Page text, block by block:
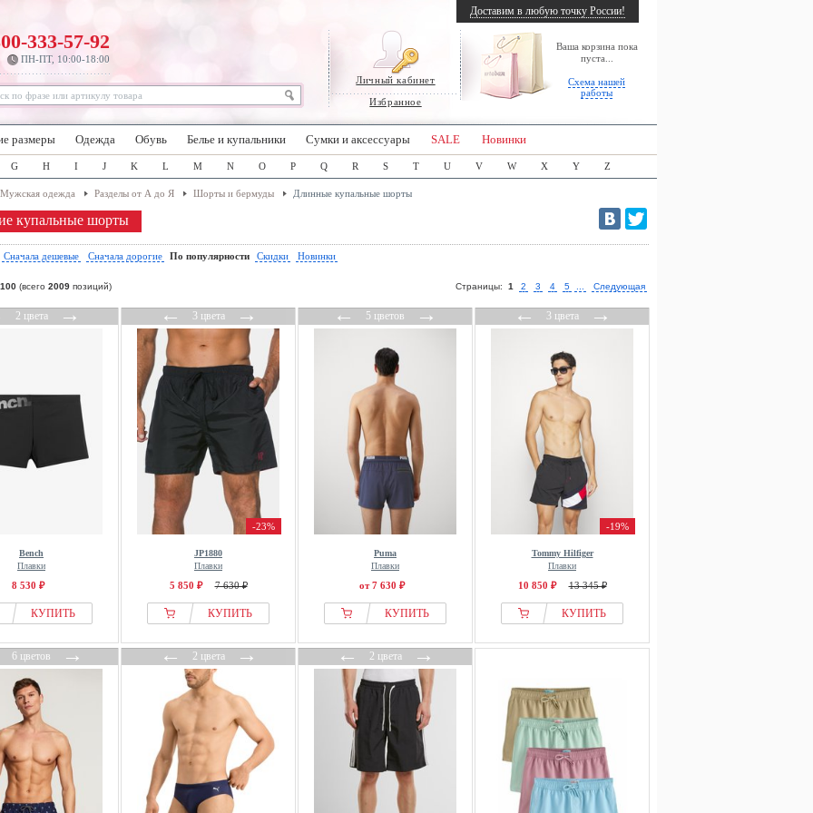
Личный кабинет
Избранное
Ваша корзина пока
пуста...
Схема нашей
работы
333-57-92
ПН-ПТ, 10:00-18:00
Доставим в любую точку России!
размеры Одежда Обувь Белье и купальники Сумки и аксессуары SALE Новинки
G H I J K L M N O P Q R S T U V W X Y Z
Мужская одежда Разделы от А до Я Шорты и бермуды Длинные купальные шорты
купальные шорты
Сначала дешевые Сначала дорогие По популярности Скидки Новинки
100 (всего 2009 позиций) Страницы: 1 2 3 4 5 Следующая
2 цвета→
Bench
Плавки
8 530 ₽
КУПИТЬ
←3 цвета→
-23%
JP1880
Плавки
5 850 ₽ 7 630 ₽
КУПИТЬ
←5 цветов→
Puma
Плавки
от 7 630 ₽
КУПИТЬ
←3 цвета→
-19%
Tommy Hilfiger
Плавки
10 850 ₽ 13 345 ₽
КУПИТЬ
6 цветов→ ←2 цвета→ ←2 цвета→